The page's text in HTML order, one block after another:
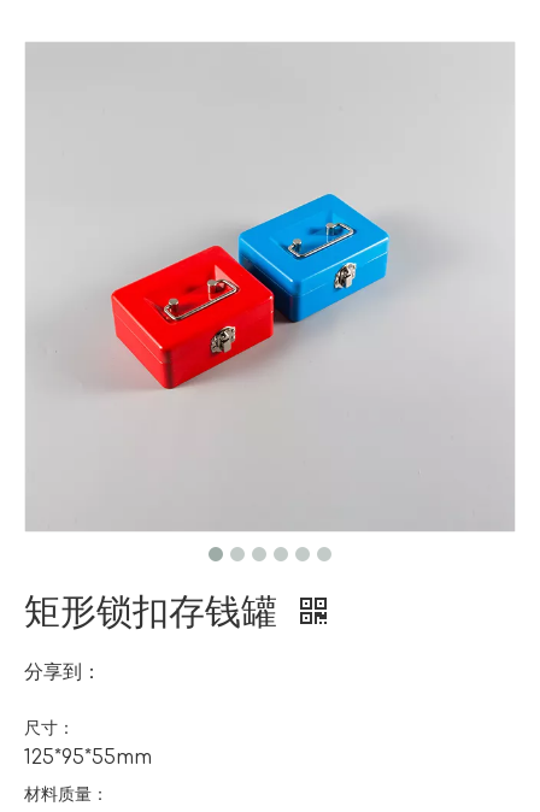
矩形锁扣存钱罐
分享到：
尺寸：
125*95*55mm
材料质量：